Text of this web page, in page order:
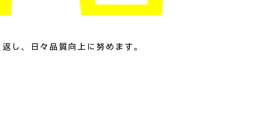
し、日々品質向上に努めます。